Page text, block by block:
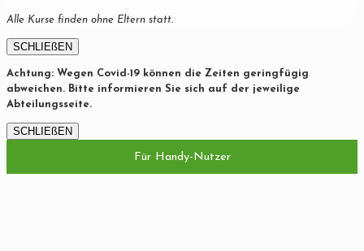
Alle Kurse finden ohne Eltern statt.
SCHLIEßEN
Achtung: Wegen Covid-19 können die Zeiten geringfügig
abweichen. Bitte informieren Sie sich auf der jeweilige
Abteilungsseite.
SCHLIEßEN
Für Handy-Nutzer